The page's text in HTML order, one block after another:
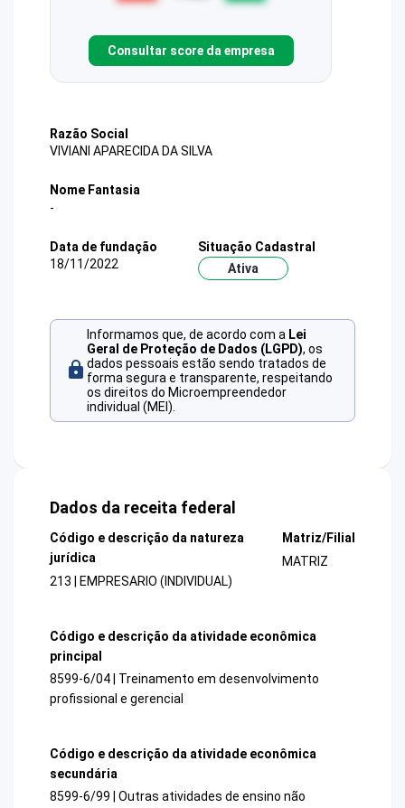
Consultar score da empresa
Razão Social
VIVIANI APARECIDA DA SILVA
Nome Fantasia
-
Data de fundação
18/11/2022
Situação Cadastral
Ativa
Informamos que, de acordo com a Lei
Geral de Proteção de Dados (LGPD), os
dados pessoais estão sendo tratados de
forma segura e transparente, respeitando
os direitos do Microempreendedor
individual (MEI).
Dados da receita federal
Código e descrição da natureza
jurídica
213 | EMPRESARIO (INDIVIDUAL)
Matriz/Filial
MATRIZ
Código e descrição da atividade econômica
principal
8599-6/04 | Treinamento em desenvolvimento
profissional e gerencial
Código e descrição da atividade econômica
secundária
8599-6/99 | Outras atividades de ensino não